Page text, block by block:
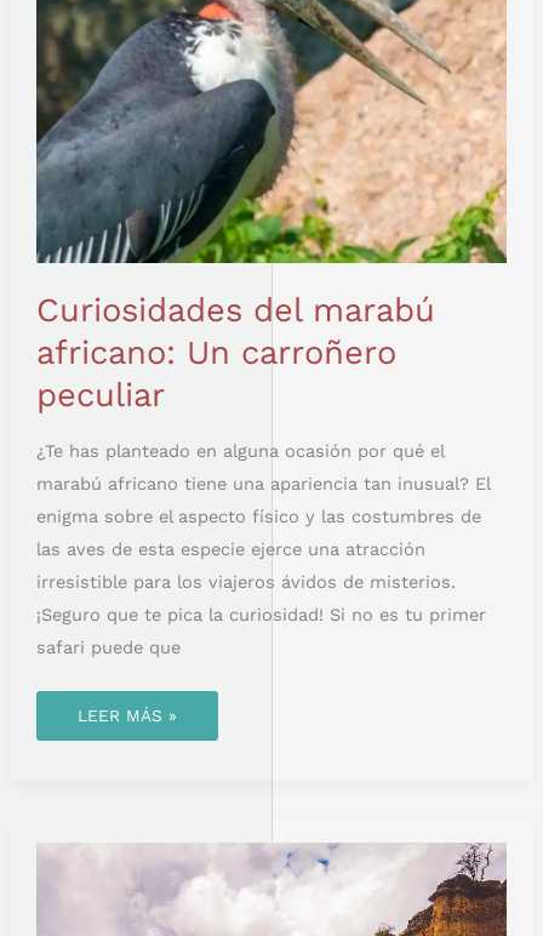
Curiosidades del marabú
africano: Un carroñero
peculiar
¿Te has planteado en alguna ocasión por qué el
marabú africano tiene una apariencia tan inusual? El
enigma sobre el aspecto físico y las costumbres de
las aves de esta especie ejerce una atracción
irresistible para los viajeros ávidos de misterios.
¡Seguro que te pica la curiosidad! Si no es tu primer
safari puede que
LEER MÁS »
PILARES
DISFRUTA